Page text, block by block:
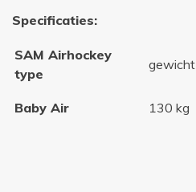
Specificaties:
SAM Airhockey
type
gewicht
Baby Air 130 kg